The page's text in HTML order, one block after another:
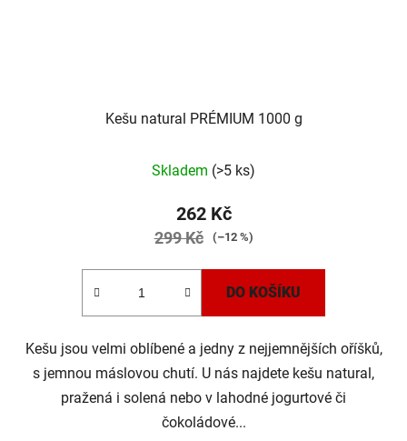
Kešu natural PRÉMIUM 1000 g
Skladem (>5 ks)
262 Kč
299 Kč (–12 %)
DO KOŠÍKU
Kešu jsou velmi oblíbené a jedny z nejjemnějších oříšků,
s jemnou máslovou chutí. U nás najdete kešu natural,
pražená i solená nebo v lahodné jogurtové či
čokoládové...